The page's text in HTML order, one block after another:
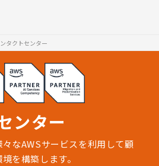
タクトセンター
ンター
なAWSサービスを利用して顧
を構築します。